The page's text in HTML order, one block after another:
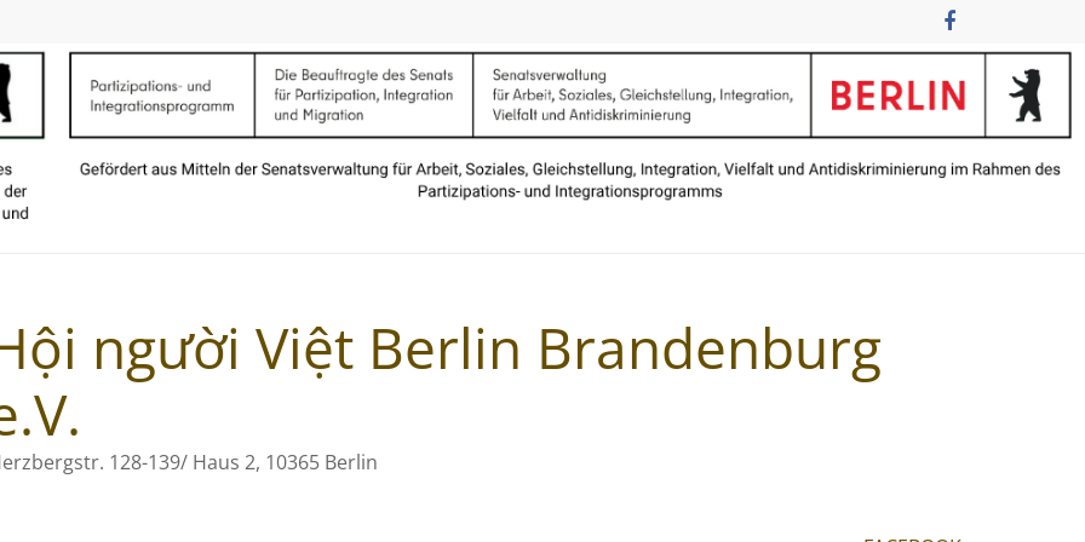
người Việt Berlin Brandenburg
128-139/ Haus 2, 10365 Berlin